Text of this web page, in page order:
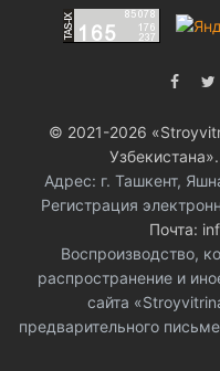
© 2021-2026
Адрес: г. Ташкент,
Регистрация
Почта:
Воспроизводство,
распространение и
сайта
предварительного